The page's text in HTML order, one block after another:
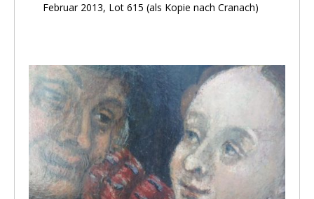
Februar 2013, Lot 615 (als Kopie nach Cranach)